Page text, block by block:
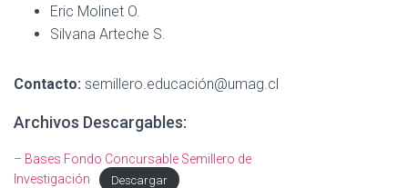
Eric Molinet O.
Silvana Arteche S.
Contacto: semillero.educación@umag.cl
Archivos Descargables:
– Bases Fondo Concursable Semillero de
Investigación
Descargar